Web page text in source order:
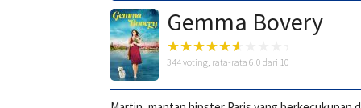
Gemma Bovery
344voting, rata-rata 6.0 dari 10